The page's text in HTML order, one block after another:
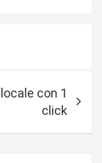
con 1
click